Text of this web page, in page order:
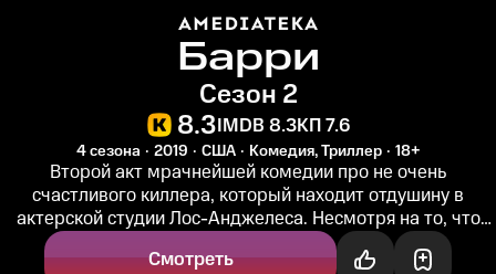
Барри
Сезон 2
8.3IMDB 8.3КП 7.6
4 сезона 2019 США Комедия, Триллер 18+
Второй акт мрачнейшей комедии про не очень
счастливого киллера, который находит отдушину в
актерской студии Лос-Анджелеса. Несмотря на то, что
Барри Беркман сильно изменился с...
Смотреть